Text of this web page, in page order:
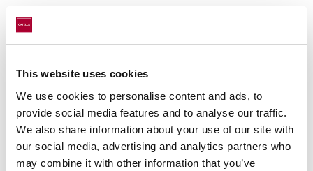
This website uses cookies
We use cookies to personalise content and ads, to
provide social media features and to analyse our traffic.
We also share information about your use of our site with
our social media, advertising and analytics partners who
may combine it with other information that you’ve
Richard Henning von den Architekten
Wohnungen mitten in der Stadt dringend
benötigt werden und sich die viele Arbeit
der letzten Jahre nunmehr in der baulichen
Realisierung manifestiert“.
Catella Project Management betrieb